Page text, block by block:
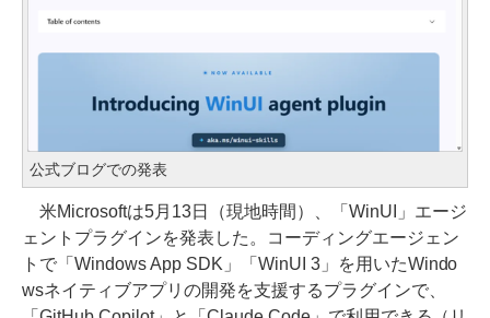
公式ブログでの発表
米Microsoftは5月13日（現地時間）、「WinUI」エージ
ェントプラグインを発表した。コーディングエージェン
トで「Windows App SDK」「WinUI 3」を用いたWindo
wsネイティブアプリの開発を支援するプラグインで、